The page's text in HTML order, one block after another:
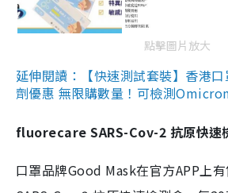
點擊圖片放大
延伸閱讀：【快速測試套裝】香港
劑優惠 無限購數量！可檢測
fluorecare SARS-Cov-2 抗原快速
口罩品牌Good Mask在官方APP上